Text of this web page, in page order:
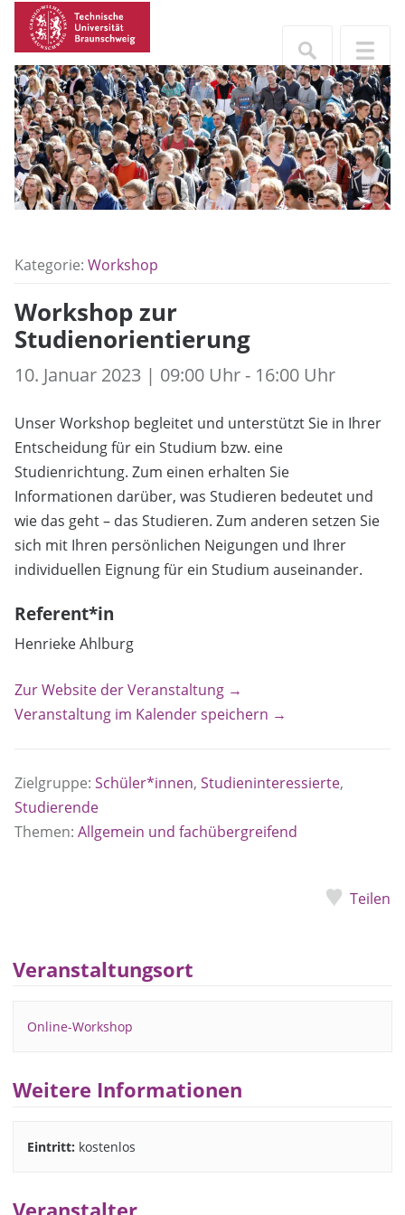
Kategorie: Workshop
Workshop zur
Studienorientierung
10. Januar 2023 | 09:00 Uhr - 16:00 Uhr
Unser Workshop begleitet und unterstützt Sie in Ihrer
Entscheidung für ein Studium bzw. eine
Studienrichtung. Zum einen erhalten Sie
Informationen darüber, was Studieren bedeutet und
wie das geht – das Studieren. Zum anderen setzen Sie
sich mit Ihren persönlichen Neigungen und Ihrer
individuellen Eignung für ein Studium auseinander.
Referent*in
Henrieke Ahlburg
Zur Website der Veranstaltung →
Veranstaltung im Kalender speichern →
Zielgruppe: Schüler*innen, Studieninteressierte,
Studierende
Themen: Allgemein und fachübergreifend
Teilen
Veranstaltungsort
Online-Workshop
Weitere Informationen
Eintritt: kostenlos